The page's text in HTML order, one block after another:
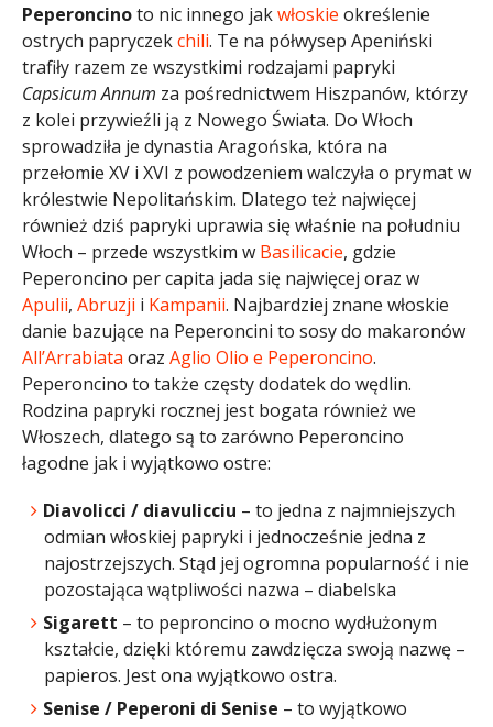
Peperoncinoto nic innego jakwłoskie określenie
ostrych papryczekchili. Te na półwysep Apeniński
trafiły razem ze wszystkimi rodzajami papryki
Capsicum Annum za pośrednictwem Hiszpanów, którzy
z kolei przywieźli ją z Nowego Świata. Do Włoch
sprowadziła je dynastia Aragońska, która na
przełomie XV i XVI z powodzeniem walczyła o prymat w
królestwie Nepolitańskim. Dlatego też najwięcej
również dziś papryki uprawia się właśnie na południu
Włoch – przede wszystkim w Basilicacie, gdzie
Peperoncino per capita jada się najwięcej oraz w
Apulii, Abruzji i Kampanii. Najbardziej znane włoskie
danie bazujące na Peperoncini to sosy do makaronów
All’Arrabiata oraz Aglio Olio e Peperoncino.
Peperoncino to także częsty dodatek do wędlin.
Rodzina papryki rocznej jest bogata również we
Włoszech, dlatego są to zarówno Peperoncino
łagodne jak i wyjątkowo ostre:
Diavolicci / diavulicciu – to jedna z najmniejszych
odmian włoskiej papryki i jednocześnie jedna z
najostrzejszych. Stąd jej ogromna popularność i nie
pozostająca wątpliwości nazwa – diabelska
Sigarett – to peproncino o mocno wydłużonym
kształcie, dzięki któremu zawdzięcza swoją nazwę –
papieros. Jest ona wyjątkowo ostra.
Senise / Peperoni di Senise – to wyjątkowo